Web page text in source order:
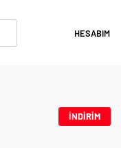
HESABIM
İNDİRİM